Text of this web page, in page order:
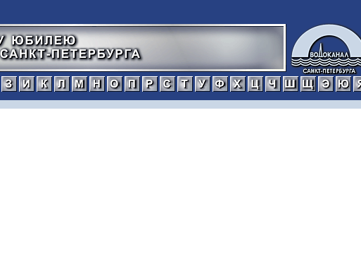
г д е ж з и к л м н о п р с т у ф х ц ч